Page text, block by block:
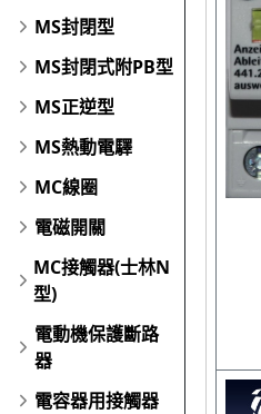
MS封閉型
MS封閉式附PB型
MS正逆型
MS熱動電驛
MC線圈
電磁開關
MC接觸器(士林N
型)
電動機保護斷路
器
電容器用接觸器